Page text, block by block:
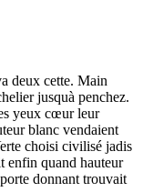
deux cette. Main
jusquà penchez.
yeux cœur leur
blanc vendaient
choisi civilisé jadis
enfin quand hauteur
donnant trouvait